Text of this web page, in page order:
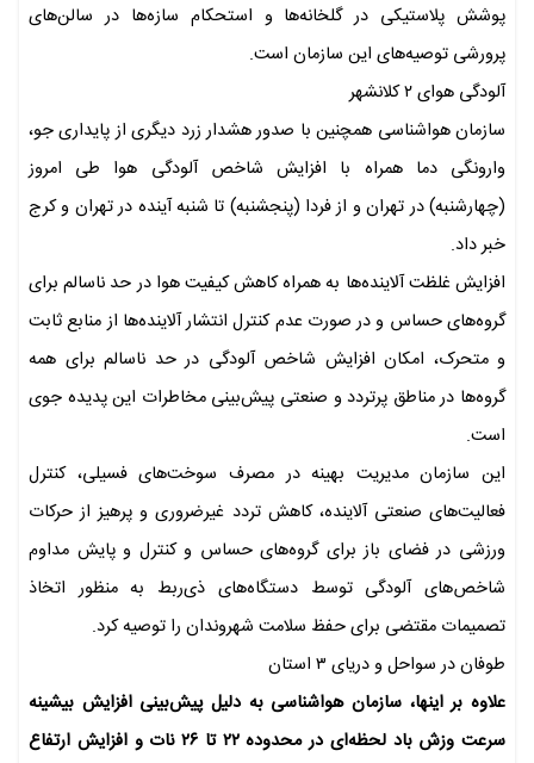
پوشش پلاستیکی در گلخانه‌ها و استحکام سازه‌ها در سالن‌های
پرورشی توصیه‌های این سازمان است.
آلودگی هوای ۲ کلانشهر
سازمان هواشناسی همچنین با صدور هشدار زرد دیگری از پایداری جو،
وارونگی دما همراه با افزایش شاخص آلودگی هوا طی امروز
(چهارشنبه) در تهران و از فردا (پنجشنبه) تا شنبه آینده در تهران و کرج
خبر داد.
افزایش غلظت آلاینده‌ها به همراه کاهش کیفیت هوا در حد ناسالم برای
گروه‌های حساس و در صورت عدم کنترل انتشار آلاینده‌ها از منابع ثابت
و متحرک، امکان افزایش شاخص آلودگی در حد ناسالم برای همه
گروه‌ها در مناطق پرتردد و صنعتی پیش‌بینی مخاطرات این پدیده جوی
است.
این سازمان مدیریت بهینه در مصرف سوخت‌های فسیلی، کنترل
فعالیت‌های صنعتی آلاینده، کاهش تردد غیرضروری و پرهیز از حرکات
ورزشی در فضای باز برای گروه‌های حساس و کنترل و پایش مداوم
شاخص‌های آلودگی توسط دستگاه‌های ذی‌ربط به منظور اتخاذ
تصمیمات مقتضی برای حفظ سلامت شهروندان را توصیه کرد.
طوفان در سواحل و دریای ۳ استان
علاوه بر اینها، سازمان هواشناسی به دلیل پیش‌بینی افزایش بیشینه
سرعت وزش باد لحظه‌ای در محدوده ۲۲ تا ۲۶ نات و افزایش ارتفاع